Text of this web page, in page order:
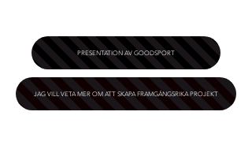
PRESENTATION AV GOODSPORT
JAG VILL VETA MER OM ATT SKAPA FRAMGÅNGSRIKA PROJEKT